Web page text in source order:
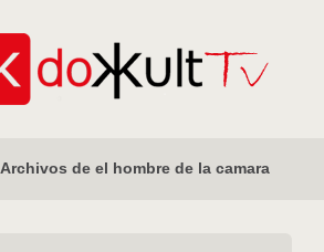
Archivos de el hombre de la camara